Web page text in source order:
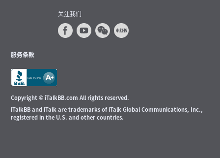
关注我们
服务条款
Copyright © iTalkBB.com All rights reserved.
iTalkBB and iTalk are trademarks of iTalk Global Communications, Inc.,
registered in the U.S. and other countries.